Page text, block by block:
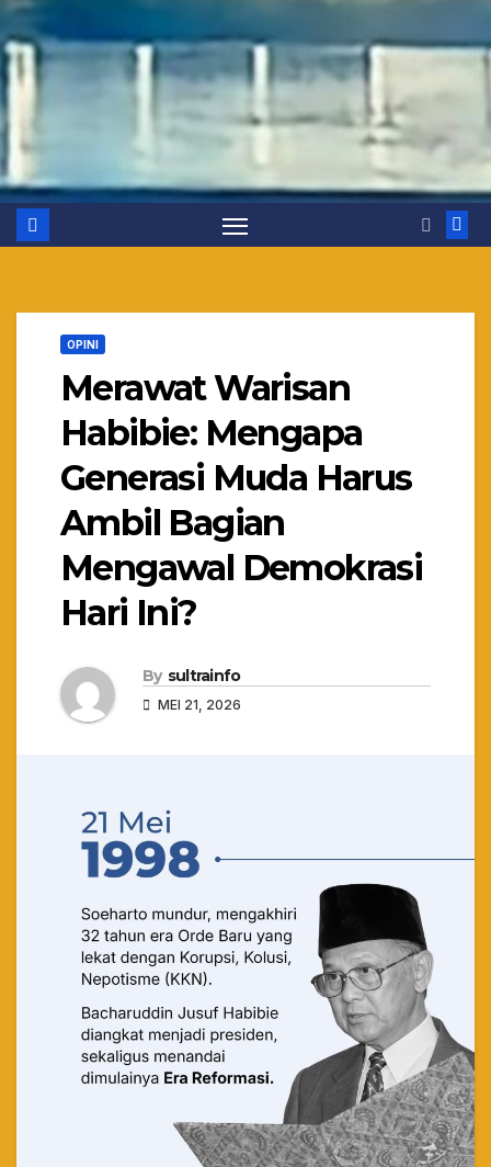
OPINI
Merawat Warisan
Habibie: Mengapa
Generasi Muda Harus
Ambil Bagian
Mengawal Demokrasi
Hari Ini?
By sultrainfo
MEI 21, 2026